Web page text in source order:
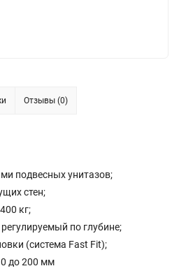
Отзывы (0)
подвесных унитазов;
стен;
кг;
по глубине;
(система Fast Fit);
0 до 200 мм